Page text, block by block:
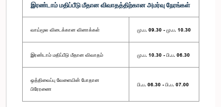
இரண்டாம் மதிப்பீடு மீதான விவாதத்திற்கான அமர்வு நேரங்கள்
வாய்மூல விடைக்கான வினாக்கள் மு.ப. 09.30 - மு.ப. 10.30
இரண்டாம் மதிப்பீடு மீதான விவாதம் மு.ப. 10.30 - பி.ப. 06.30
ஒத்திவைப்பு வேளையின் போதான
பிரேரணை
பி.ப. 06.30 - பி.ப. 07.00